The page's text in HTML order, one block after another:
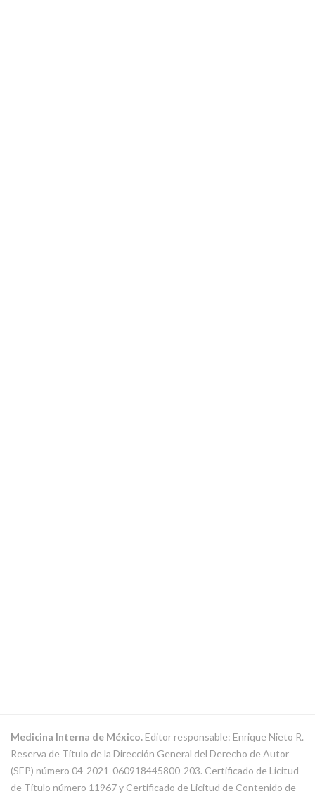
Medicina Interna de México.Editor responsable: Enrique Nieto R.
Reserva de Título de la Dirección General del Derecho de Autor
(SEP) número 04-2021-060918445800-203. Certificado de Licitud
de Título número 11967 y Certificado de Licitud de Contenido de